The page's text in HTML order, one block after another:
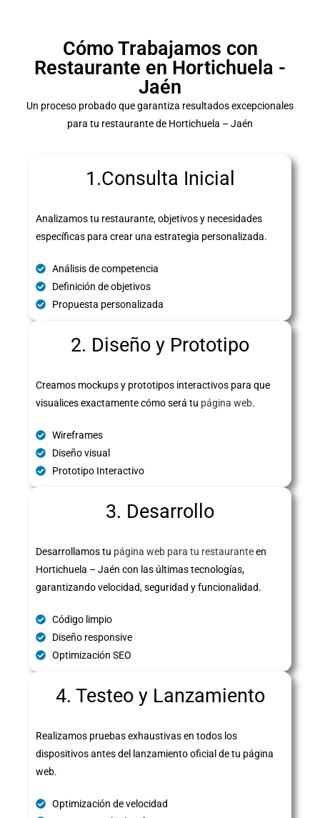
Cómo Trabajamos con
Restaurante en Hortichuela -
Jaén
Un proceso probado que garantiza resultados excepcionales
para tu restaurante de Hortichuela – Jaén
1.Consulta Inicial
Analizamos tu restaurante, objetivos y necesidades
específicas para crear una estrategia personalizada.
Análisis de competencia
Definición de objetivos
Propuesta personalizada
2. Diseño y Prototipo
Creamos mockups y prototipos interactivos para que
visualices exactamente cómo será tu página web.
Wireframes
Diseño visual
Prototipo Interactivo
3. Desarrollo
Desarrollamos tu página web para tu restauranteen
Hortichuela – Jaén con las últimas tecnologías,
garantizando velocidad, seguridad y funcionalidad.
Código limpio
Diseño responsive
Optimización SEO
4. Testeo y Lanzamiento
Realizamos pruebas exhaustivas en todos los
dispositivos antes del lanzamiento oficial de tu página
web.
Optimización de velocidad